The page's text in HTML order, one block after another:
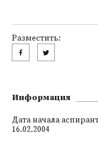
Разместить:
Информация
Дата начала
16.02.2004